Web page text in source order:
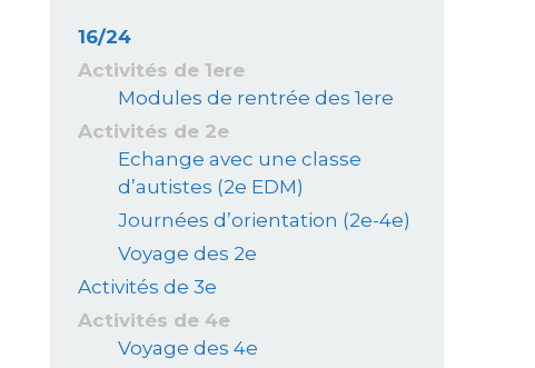
16/24
Activités de 1ere
Modules de rentrée des 1ere
Activités de 2e
Echange avec une classe
d’autistes (2e EDM)
Journées d’orientation (2e-4e)
Voyage des 2e
Activités de 3e
Activités de 4e
Voyage des 4e